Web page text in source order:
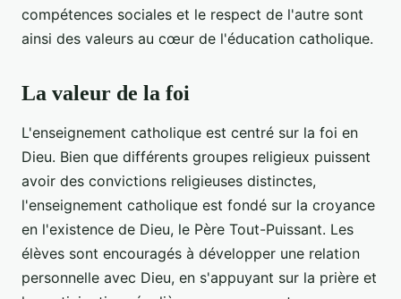
compétences sociales et le respect de l'autre sont
ainsi des valeurs au cœur de l'éducation catholique.
La valeur de la foi
L'enseignement catholique est centré sur la foi en
Dieu. Bien que différents groupes religieux puissent
avoir des convictions religieuses distinctes,
l'enseignement catholique est fondé sur la croyance
en l'existence de Dieu, le Père Tout-Puissant. Les
élèves sont encouragés à développer une relation
personnelle avec Dieu, en s'appuyant sur la prière et